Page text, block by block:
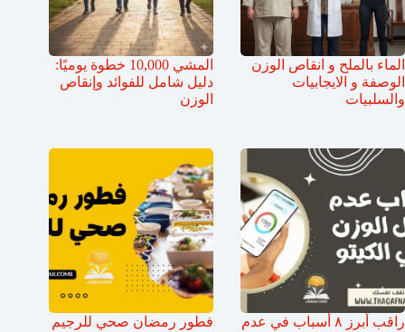
الماء بالملح و انقاص الوزن
الوصفة و الايجابيات
والسلبيات
المشي 10,000 خطوة يوميًا:
دليل شامل للفوائد وإنقاص
الوزن
راقب أبرز ٨ أسباب في عدم
فطور رمضان صحي للرجيم